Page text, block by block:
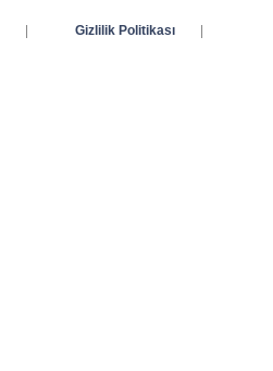
| Gizlilik Politikası
|